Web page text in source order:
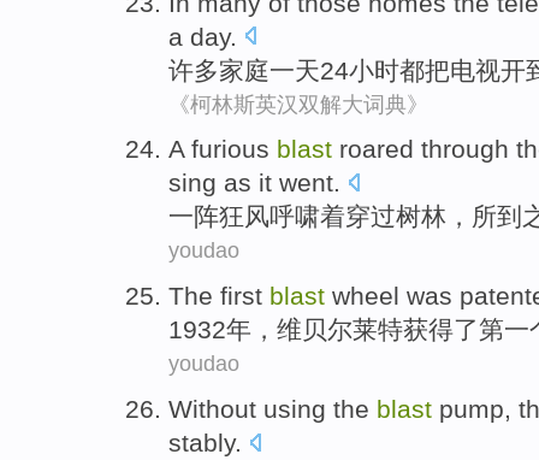
a day.
许多家庭一天24小时都把电视开
《柯林斯英汉双解大词典》
A furious blast roared through
sing as it went.
一阵狂风呼啸着穿过树林 ，所到
youdao
The first blast wheel was
1932年，维贝尔莱特获得了第一
youdao
Without using the blast pump,
stably.